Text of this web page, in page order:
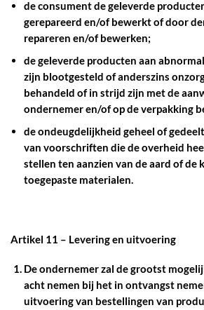
de consument de geleverde
gerepareerd en/of bewerkt of door
repareren en/of bewerken;
de geleverde producten aan
zijn blootgesteld of anderszins
behandeld of in strijd zijn met de
ondernemer en/of op de verpakking
de ondeugdelijkheid geheel of
van voorschriften die de overheid
stellen ten aanzien van de aard of de
toegepaste materialen.
Artikel 11 – Levering en uitvoering
De ondernemer zal de grootst
acht nemen bij het in ontvangst
uitvoering van bestellingen van